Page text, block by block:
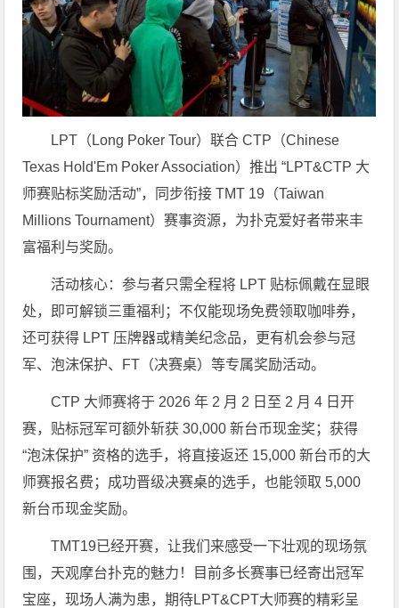
LPT（Long Poker Tour）联合 CTP（Chinese
Texas Hold'Em Poker Association）推出 “LPT&CTP 大
师赛贴标奖励活动”，同步衔接 TMT 19（Taiwan
Millions Tournament）赛事资源，为扑克爱好者带来丰
富福利与奖励。
活动核心：参与者只需全程将 LPT 贴标佩戴在显眼
处，即可解锁三重福利；不仅能现场免费领取咖啡券，
还可获得 LPT 压牌器或精美纪念品，更有机会参与冠
军、泡沫保护、FT（决赛桌）等专属奖励活动。
CTP 大师赛将于 2026 年 2 月 2 日至 2 月 4 日开
赛，贴标冠军可额外斩获 30,000 新台币现金奖；获得
“泡沫保护” 资格的选手，将直接返还 15,000 新台币的大
师赛报名费；成功晋级决赛桌的选手，也能领取 5,000
新台币现金奖励。
TMT19已经开赛，让我们来感受一下壮观的现场氛
围，天观摩台扑克的魅力！目前多长赛事已经寄出冠军
宝座，现场人满为患，期待LPT&CPT大师赛的精彩呈